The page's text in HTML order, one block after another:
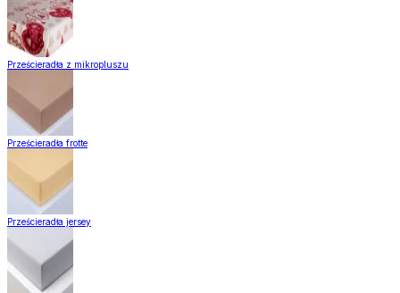
Prześcieradła z mikropluszu
Prześcieradła frotte
Prześcieradła jersey